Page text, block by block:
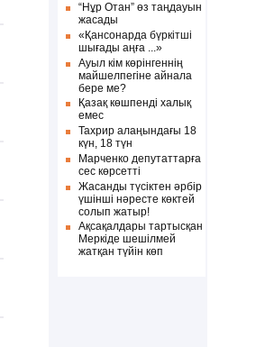
“Нұр Отан” өз таңдауын
жасады
«Қансонарда бүркітші
шығады аңға ...»
Ауыл кім көрінгеннің
майшелпегіне айнала
бере ме?
Қазақ көшпенді халық
емес
Тахрир алаңындағы 18
күн, 18 түн
Марченко депутаттарға
сес көрсетті
Жасанды түсіктен әрбір
үшінші нәресте көктей
солып жатыр!
Ақсақалдары тартысқан
Меркіде шешілмей
жатқан түйін көп